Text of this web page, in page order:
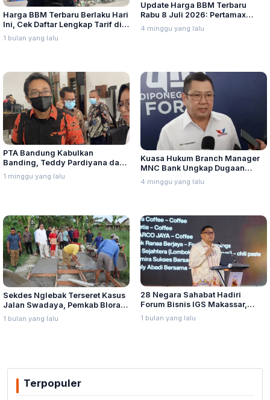
Harga BBM Terbaru Berlaku Hari
Ini, Cek Daftar Lengkap Tarif di
Seluruh Indonesia
1 bulan yang lalu
Update Harga BBM Terbaru
Rabu 8 Juli 2026: Pertamax
Turbo, Dexlite, dan Pertamina
Dex Turun
4 minggu yang lalu
PTA Bandung Kabulkan
Banding, Teddy Pardiyana dan
Bintang Ditetapkan Ahli Waris
Lina Jubaedah
1 minggu yang lalu
Kuasa Hukum Branch Manager
MNC Bank Ungkap Dugaan
Penganiayaan oleh Hary Tanoe
di MNC Towe
4 minggu yang lalu
Sekdes Nglebak Terseret Kasus
Jalan Swadaya, Pemkab Blora
Sebut Pendampingan Hukum
Bukan Kewenangannya
1 bulan yang lalu
28 Negara Sahabat Hadiri
Forum Bisnis IGS Makassar,
Munafri Tawarkan Investasi
Stadion Untia
1 bulan yang lalu
Terpopuler